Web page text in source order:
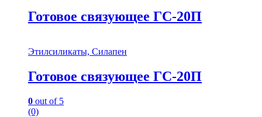
Готовое связующее ГС-20П
Этилсиликаты, Силапен
Готовое связующее ГС-20П
0 out of 5
(0)